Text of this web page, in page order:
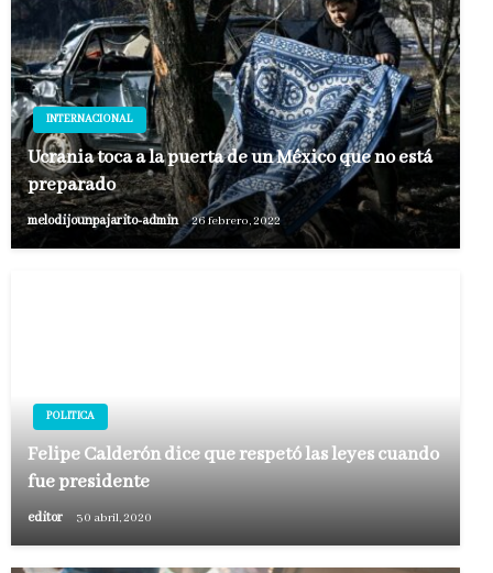
INTERNACIONAL
Ucrania toca a la puerta de un México que no está
preparado
melodijounpajarito-admin 26 febrero, 2022
POLITICA
Felipe Calderón dice que respetó las leyes cuando
fue presidente
editor 30 abril, 2020